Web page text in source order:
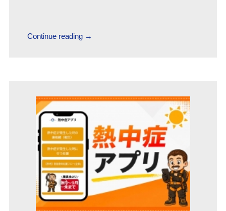
Continue reading →